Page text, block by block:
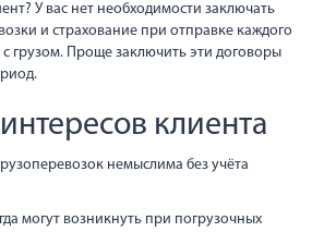
У вас нет необходимости заключать
и страхование при отправке каждого
грузом. Проще заключить эти договоры
клиента
немыслима без учёта
могут возникнуть при погрузочных